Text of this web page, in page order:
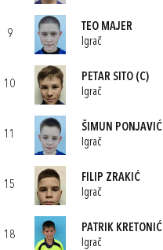
9
TEO MAJER
Igrač
10
PETAR SITO (C)
Igrač
11
ŠIMUN PONJAVIĆ
Igrač
15
FILIP ZRAKIĆ
Igrač
18
PATRIK KRETONIĆ
Igrač